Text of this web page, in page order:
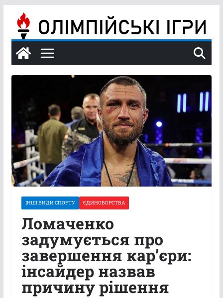
вмісту
ІНШІ ВИДИ СПОРТУ ЄДИНОБОРСТВА
Ломаченко
задумується про
завершення кар’єри:
інсайдер назвав
причину рішення